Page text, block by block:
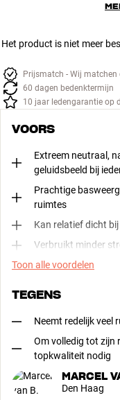
Het product is niet meer
Prijsmatch - Wij matchen
60 dagen bedenktermijn
10 jaar ledengarantie op
VOORS
Extreem neutraal,
geluidsbeeld bij
Prachtige
ruimtes
Kan relatief dicht
Verbruikt minder
Toon alle voordelen
TEGENS
Neemt redelijk veel
Om volledig tot zijn
topkwaliteit nodig
MARCEL
Den Haag